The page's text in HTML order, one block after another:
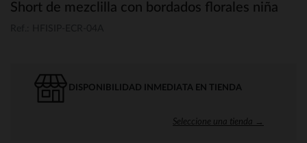
Short de mezclilla con bordados florales niña
DISPONIBILIDAD INMEDIATA EN TIENDA
Seleccione una tienda →